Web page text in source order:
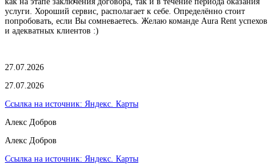
услуги. Хороший сервис, располагает к себе. Определённо стоит
попробовать, если Вы сомневаетесь. Желаю команде Aura Rent успехов
и адекватных клиентов :)
27.07.2026
27.07.2026
Ссылка на источник: Яндекс. Карты
Алекс Добров
Алекс Добров
Ссылка на источник: Яндекс. Карты